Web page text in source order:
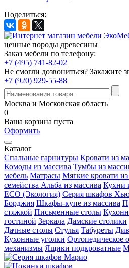
Поделиться:
ценные породы древесины
Заказ мебели по телефону:
+7 (495) 741-82-02
Не смогли дозвониться? Закажите
+7 (920) 929-55-88
Москва и Московская область
0
Ваша корзина пуста
Оформить
Каталог
Спальные гарнитуры Кровати из
Комоды из массива Тумбы из
мебель Матрасы Мягкие кровати из
семейства Альба из массива Кухни
ECO (Экология) Серия шкафов
Борджия Шкафы-купе из массива
стяжкой Письменные столы
гостиной Зеркала Дамские столики
Дачные столы Стулья Табуреты
Кухонные уголки Ортопедическое
механизмы Ящики подкроватные